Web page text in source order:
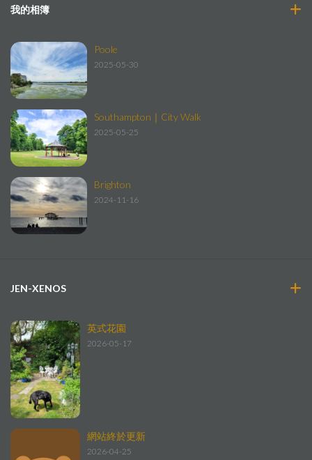
我的相簿
Poole
2025-05-30
Southampton｜City Walk
2025-05-25
Brighton
2024-11-16
JEN-XENOS
英式花園
2026-05-17
網站終於更新
2026-04-25